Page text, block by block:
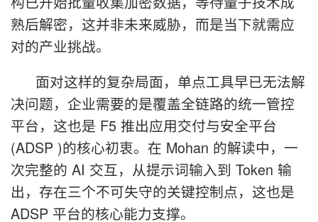
熟后解密，这并非未来威胁，而是当下就需应
对的产业挑战。
面对这样的复杂局面，单点工具早已无法解
决问题，企业需要的是覆盖全链路的统一管控
平台，这也是 F5 推出应用交付与安全平台
(ADSP )的核心初衷。在 Mohan 的解读中，一
次完整的 AI 交互，从提示词输入到 Token 输
出，存在三个不可失守的关键控制点，这也是
ADSP 平台的核心能力支撑。